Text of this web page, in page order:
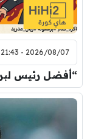
2026/08/07 - 21:43
“أفضل رئيس